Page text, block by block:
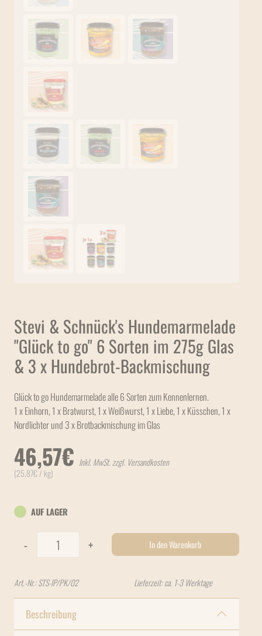
Stevi & Schnück's Hundemarmelade
"Glück to go" 6 Sorten im 275g Glas
& 3 x Hundebrot-Backmischung
Glück to go Hundemarmelade alle 6 Sorten zum Kennenlernen.
1 x Einhorn, 1 x Bratwurst, 1 x Weißwurst, 1 x Liebe, 1 x Küsschen, 1 x
Nordlichter und 3 x Brotbackmischung im Glas
46,57€ Inkl. MwSt. zzgl. Versandkosten
(25,87€/ kg)
AUF LAGER
-
Stevi & Schnück's Hundemarmelade "Glück to go" 6 Sorten
+ In den Warenkorb
Art.-Nr.:STS-IP/PK/02 Lieferzeit: ca. 1-3 Werktage
Beschreibung